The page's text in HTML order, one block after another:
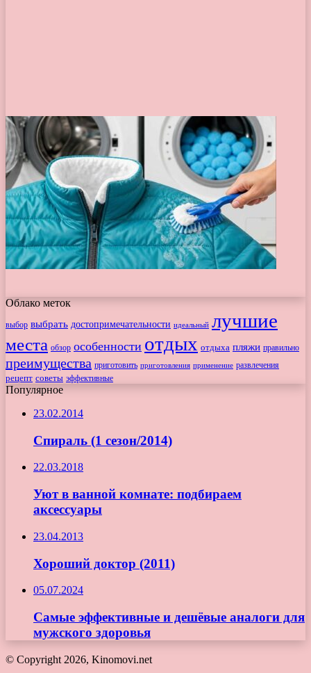
Облако меток
выбор выбрать достопримечательности идеальный лучшие
места обзор особенности отдых отдыха пляжи правильно
преимущества приготовить приготовления применение развлечения
рецепт советы эффективные
Популярное
23.02.2014
Спираль (1 сезон/2014)
22.03.2018
Уют в ванной комнате: подбираем
аксессуары
23.04.2013
Хороший доктор (2011)
05.07.2024
Самые эффективные и дешёвые аналоги для
мужского здоровья
© Copyright 2026, Kinomovi.net